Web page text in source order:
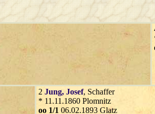
2 Jung, Josef, Schaffer
* 11.11.1860 Plomnitz
oo 1/1 06.02.1893 Glatz